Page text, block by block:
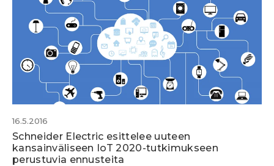
16.5.2016
Schneider Electric esittelee uuteen
kansainväliseen IoT 2020-tutkimukseen
perustuvia ennusteita